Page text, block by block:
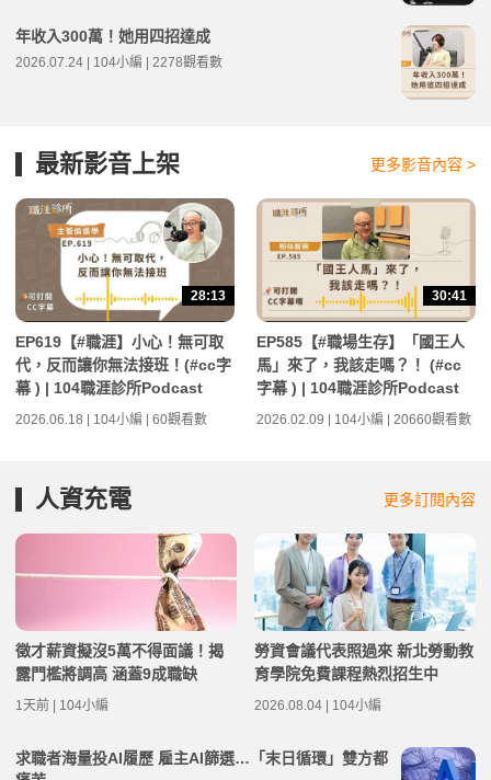
年收入300萬！她用四招達成
2026.07.24 | 104小編 | 2278觀看數
最新影音上架 更多影音內容 >
28:13
EP619【#職涯】小心！無可取
代，反而讓你無法接班！(#cc字
幕 ) | 104職涯診所Podcast
2026.06.18 | 104小編 | 60觀看數
30:41
EP585【#職場生存】「國王人
馬」來了，我該走嗎？！ (#cc
字幕 ) | 104職涯診所Podcast
2026.02.09 | 104小編 | 20660觀看數
人資充電 更多訂閱內容
徵才薪資擬沒5萬不得面議！揭
露門檻將調高 涵蓋9成職缺
1天前 | 104小編
勞資會議代表照過來 新北勞動教
育學院免費課程熱烈招生中
2026.08.04 | 104小編
求職者海量投AI履歷 雇主AI篩選…「末日循環」雙方都